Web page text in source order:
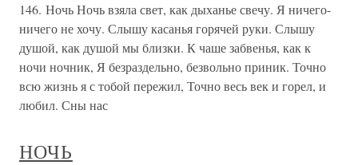
146. Ночь Ночь взяла свет, как дыханье свечу. Я ничего-
ничего не хочу. Слышу касанья горячей руки. Слышу
душой, как душой мы близки. К чаше забвенья, как к
ночи ночник, Я безраздельно, безвольно приник. Точно
всю жизнь я с тобой пережил, Точно весь век и горел, и
любил. Сны нас
НОЧЬ